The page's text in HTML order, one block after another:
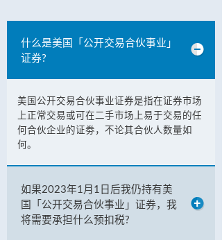
什么是美国「公开交易合伙事业」
证券?
美国公开交易合伙事业证券是指在证券市场
上正常交易或可在二手市场上易于交易的任
何合伙企业的证劵，不论其合伙人数量如
何。
如果2023年1月1日后我仍持有美
国「公开交易合伙事业」证券，我
将需要承担什么预扣税?